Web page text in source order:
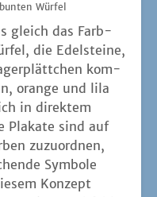
Würfel
gleich das Farb­
die Edel­stei­ne,
kom­
oran­ge und lila
in direk­tem
Pla­ka­te sind auf
zuzu­ord­nen,
Sym­bo­le
Kon­zept